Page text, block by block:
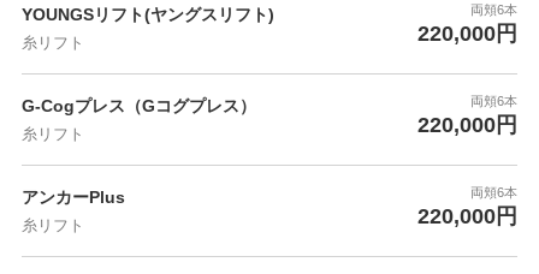
YOUNGSリフト(ヤングスリフト)
糸リフト
両頬6本
220,000円
G-Cogプレス（Gコグプレス）
糸リフト
両頬6本
220,000円
アンカーPlus
糸リフト
両頬6本
220,000円